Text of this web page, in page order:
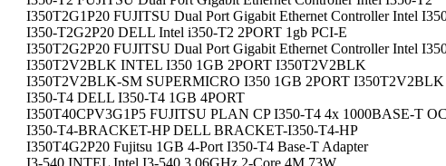
I350T2G1P20 FUJITSU Dual Port Gigabit Ethernet Controller Intel
I350-T2G2P20 DELL Intel i350-T2 2PORT 1gb PCI-E
I350T2G2P20 FUJITSU Dual Port Gigabit Ethernet Controller Intel
I350T2V2BLK INTEL I350 1GB 2PORT I350T2V2BLK
I350T2V2BLK-SM SUPERMICRO I350 1GB 2PORT I350T2V2BLK
I350-T4 DELL I350-T4 1GB 4PORT
I350T40CPV3G1P5 FUJITSU PLAN CP I350-T4 4x 1000BASE-T
I350-T4-BRACKET-HP DELL BRACKET-I350-T4-HP
I350T4G2P20 Fujitsu 1GB 4-Port I350-T4 Base-T Adapter
I3-540 INTEL Intel I3-540 3.06GHz 2-Core 4M 73W